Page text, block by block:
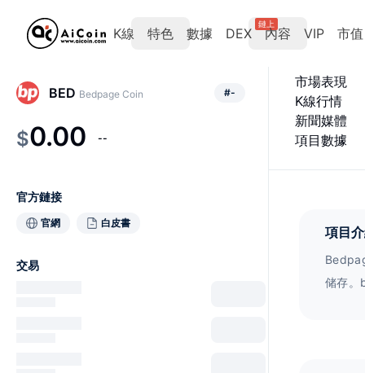
K線 特色 數據 DEX
鏈上
內容 VIP 市值
市場表現
K線行情
新聞媒體
項目數據
項目
储存。
BED Bedpage Coin #-
$0.00 --
官方鏈接
官網 白皮書
交易